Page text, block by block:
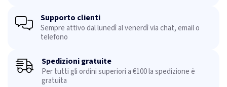
Supporto clienti
Sempre attivo dal lunedì al venerdì via chat, email o
telefono
Spedizioni gratuite
Per tutti gli ordini superiori a €100 la spedizione è
gratuita